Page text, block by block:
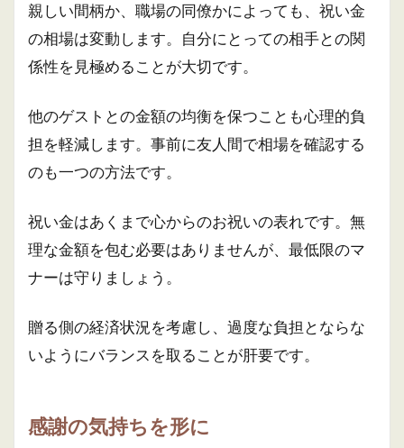
親しい間柄か、職場の同僚かによっても、祝い金
の相場は変動します。自分にとっての相手との関
係性を見極めることが大切です。
他のゲストとの金額の均衡を保つことも心理的負
担を軽減します。事前に友人間で相場を確認する
のも一つの方法です。
祝い金はあくまで心からのお祝いの表れです。無
理な金額を包む必要はありませんが、最低限のマ
ナーは守りましょう。
贈る側の経済状況を考慮し、過度な負担とならな
いようにバランスを取ることが肝要です。
感謝の気持ちを形に